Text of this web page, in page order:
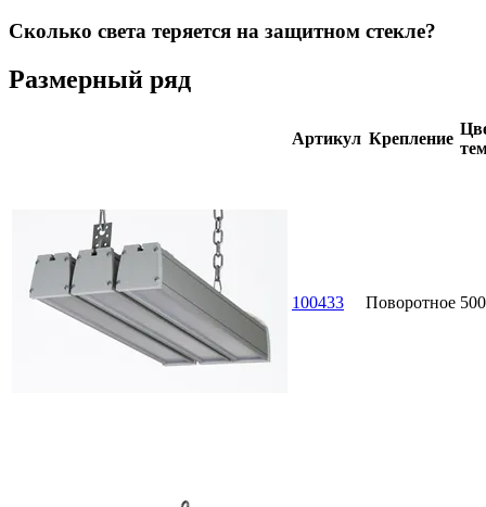
Сколько света теряется на защитном стекле?
Размерный ряд
Артикул Крепление
100433 Поворотное